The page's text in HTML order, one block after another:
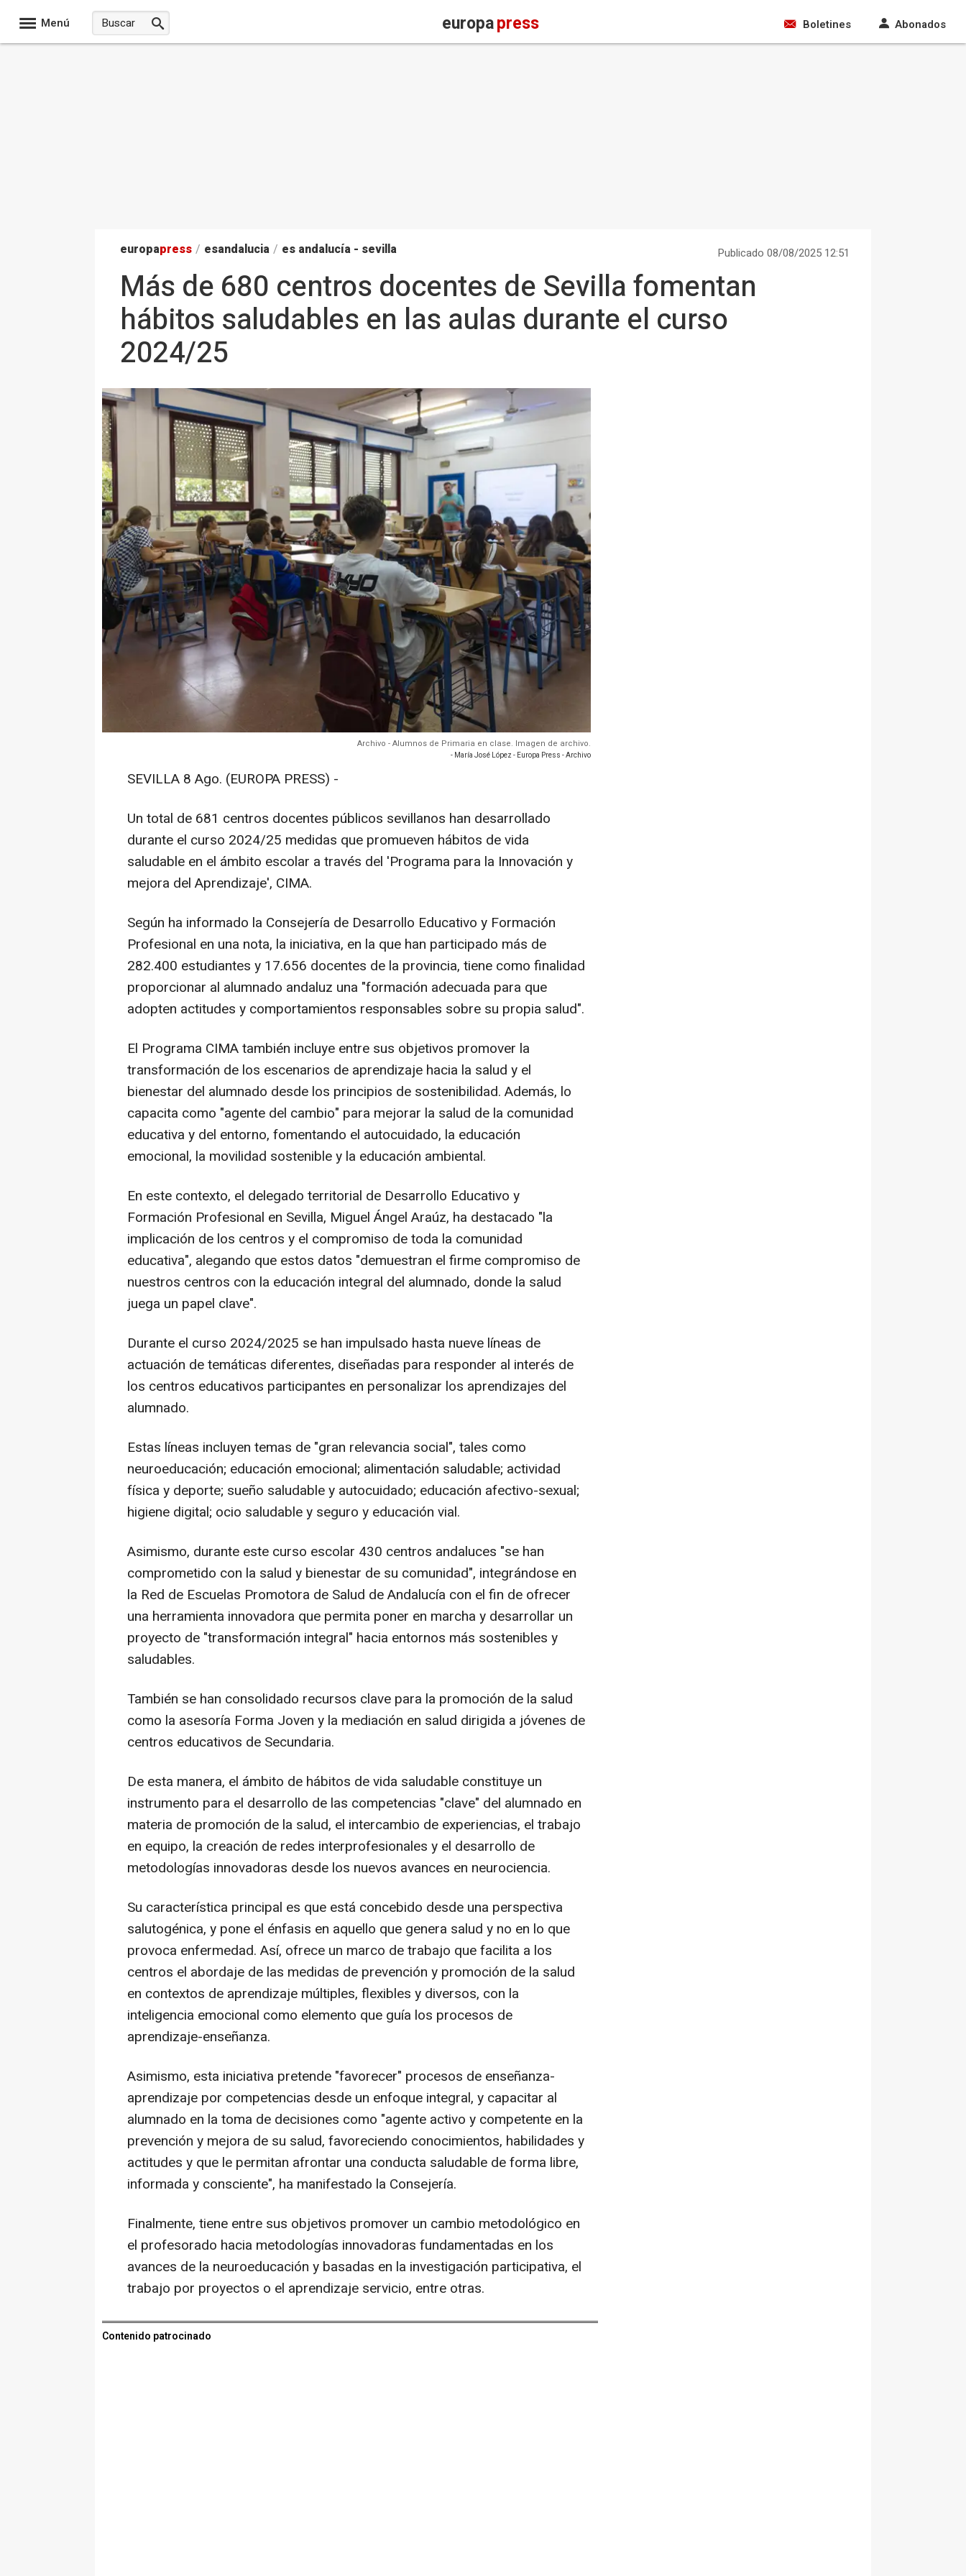
Menú europapress Boletines Abonados
europapress / esandalucia / es andalucía - sevilla Publicado 08/08/2025 12:51
Más de 680 centros docentes de Sevilla fomentan
hábitos saludables en las aulas durante el curso
2024/25
Archivo - Alumnos de Primaria en clase. Imagen de archivo.
- María José López - Europa Press - Archivo
SEVILLA 8 Ago. (EUROPA PRESS) -
Un total de 681 centros docentes públicos sevillanos han desarrollado
durante el curso 2024/25 medidas que promueven hábitos de vida
saludable en el ámbito escolar a través del 'Programa para la Innovación y
mejora del Aprendizaje', CIMA.
Según ha informado la Consejería de Desarrollo Educativo y Formación
Profesional en una nota, la iniciativa, en la que han participado más de
282.400 estudiantes y 17.656 docentes de la provincia, tiene como finalidad
proporcionar al alumnado andaluz una "formación adecuada para que
adopten actitudes y comportamientos responsables sobre su propia salud".
El Programa CIMA también incluye entre sus objetivos promover la
transformación de los escenarios de aprendizaje hacia la salud y el
bienestar del alumnado desde los principios de sostenibilidad. Además, lo
capacita como "agente del cambio" para mejorar la salud de la comunidad
educativa y del entorno, fomentando el autocuidado, la educación
emocional, la movilidad sostenible y la educación ambiental.
En este contexto, el delegado territorial de Desarrollo Educativo y
Formación Profesional en Sevilla, Miguel Ángel Araúz, ha destacado "la
implicación de los centros y el compromiso de toda la comunidad
educativa", alegando que estos datos "demuestran el firme compromiso de
nuestros centros con la educación integral del alumnado, donde la salud
juega un papel clave".
Durante el curso 2024/2025 se han impulsado hasta nueve líneas de
actuación de temáticas diferentes, diseñadas para responder al interés de
los centros educativos participantes en personalizar los aprendizajes del
alumnado.
Estas líneas incluyen temas de "gran relevancia social", tales como
neuroeducación; educación emocional; alimentación saludable; actividad
física y deporte; sueño saludable y autocuidado; educación afectivo-sexual;
higiene digital; ocio saludable y seguro y educación vial.
Asimismo, durante este curso escolar 430 centros andaluces "se han
comprometido con la salud y bienestar de su comunidad", integrándose en
la Red de Escuelas Promotora de Salud de Andalucía con el fin de ofrecer
una herramienta innovadora que permita poner en marcha y desarrollar un
proyecto de "transformación integral" hacia entornos más sostenibles y
saludables.
También se han consolidado recursos clave para la promoción de la salud
como la asesoría Forma Joven y la mediación en salud dirigida a jóvenes de
centros educativos de Secundaria.
De esta manera, el ámbito de hábitos de vida saludable constituye un
instrumento para el desarrollo de las competencias "clave" del alumnado en
materia de promoción de la salud, el intercambio de experiencias, el trabajo
en equipo, la creación de redes interprofesionales y el desarrollo de
metodologías innovadoras desde los nuevos avances en neurociencia.
Su característica principal es que está concebido desde una perspectiva
salutogénica, y pone el énfasis en aquello que genera salud y no en lo que
provoca enfermedad. Así, ofrece un marco de trabajo que facilita a los
centros el abordaje de las medidas de prevención y promoción de la salud
en contextos de aprendizaje múltiples, flexibles y diversos, con la
inteligencia emocional como elemento que guía los procesos de
aprendizaje-enseñanza.
Asimismo, esta iniciativa pretende "favorecer" procesos de enseñanza-
aprendizaje por competencias desde un enfoque integral, y capacitar al
alumnado en la toma de decisiones como "agente activo y competente en la
prevención y mejora de su salud, favoreciendo conocimientos, habilidades y
actitudes y que le permitan afrontar una conducta saludable de forma libre,
informada y consciente", ha manifestado la Consejería.
Finalmente, tiene entre sus objetivos promover un cambio metodológico en
el profesorado hacia metodologías innovadoras fundamentadas en los
avances de la neuroeducación y basadas en la investigación participativa, el
trabajo por proyectos o el aprendizaje servicio, entre otras.
Contenido patrocinado